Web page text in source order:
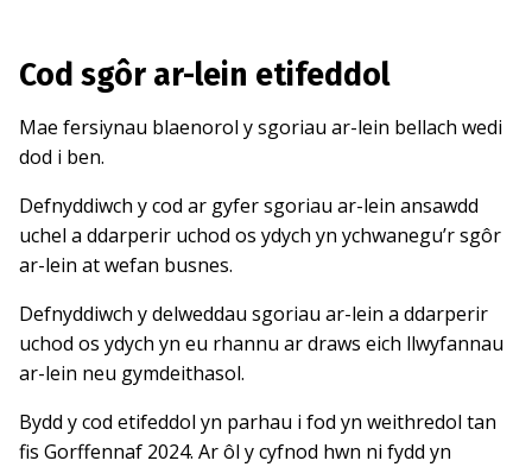
Cod sgôr ar-lein etifeddol
Mae fersiynau blaenorol y sgoriau ar-lein bellach wedi
dod i ben.
Defnyddiwch y cod ar gyfer sgoriau ar-lein ansawdd
uchel a ddarperir uchod os ydych yn ychwanegu’r sgôr
ar-lein at wefan busnes.
Defnyddiwch y delweddau sgoriau ar-lein a ddarperir
uchod os ydych yn eu rhannu ar draws eich llwyfannau
ar-lein neu gymdeithasol.
Bydd y cod etifeddol yn parhau i fod yn weithredol tan
fis Gorffennaf 2024. Ar ôl y cyfnod hwn ni fydd yn